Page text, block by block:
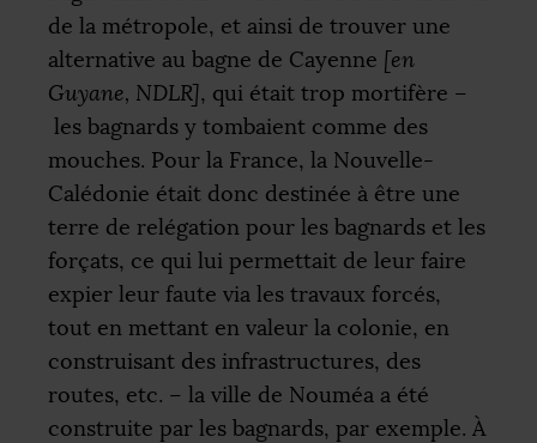
de la métropole, et ainsi de trouver une
alternative au bagne de Cayenne [en
Guyane, NDLR], qui était trop mortifère –
les bagnards y tombaient comme des
mouches. Pour la France, la Nouvelle-
Calédonie était donc destinée à être une
terre de relégation pour les bagnards et les
forçats, ce qui lui permettait de leur faire
expier leur faute via les travaux forcés,
tout en mettant en valeur la colonie, en
construisant des infrastructures, des
routes, etc. – la ville de Nouméa a été
construite par les bagnards, par exemple. À